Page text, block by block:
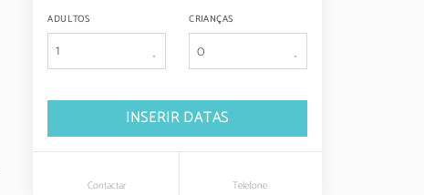
ADULTOS
1
CRIANÇAS
INSERIR DATAS
Contactar Telefone